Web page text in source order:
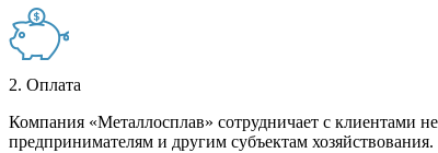
2. Оплата
Компания «Металлосплав» сотрудничает с клиентами
предпринимателям и другим субъектам хозяйствования.